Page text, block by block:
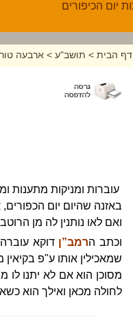
דף הבית > תושב"ע > ארבעה
עוברות ומניקות מתענות
באזנה שהיום יום
ואם לאו נותנין לה מן
וכתב הרמב”ן דוקא
שמאכילין אותו ע"פ
מסוכן הוא אם לא יתנו לו
לחולה מכאן ואילך הוא